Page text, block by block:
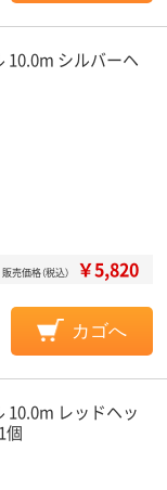
10.0m シルバーヘ
販売価格（税込） ￥5,820
カゴへ
10.0m レッドヘッ
個